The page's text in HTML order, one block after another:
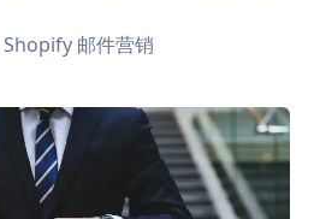
Shopify 邮件营销